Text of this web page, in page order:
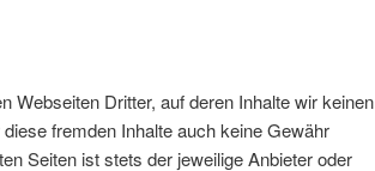
Webseiten Dritter, auf deren Inhalte wir keinen
fremden Inhalte auch keine Gewähr
Seiten ist stets der jeweilige Anbieter oder